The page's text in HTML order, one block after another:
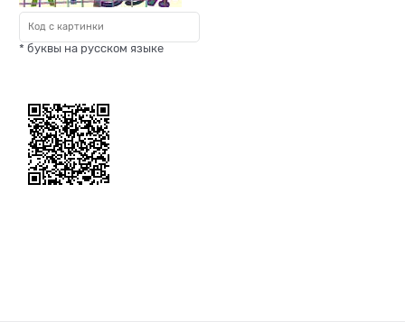
* буквы на русском языке